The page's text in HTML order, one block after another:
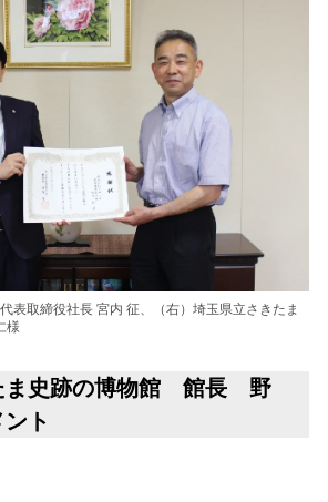
表取締役社長 宮内 征、（右）埼玉県立さきたま
様
ま史跡の博物館 館長 野
ト